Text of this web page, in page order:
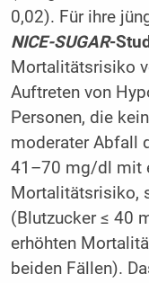
0,02). Für ihre
NICE-SUGAR-
Mortalitätsrisiko
Auftreten von
Personen, die
moderater Abfall
41–70 mg/dl mit
Mortalitätsrisiko,
(Blutzucker ≤ 40
erhöhten
beiden Fällen).